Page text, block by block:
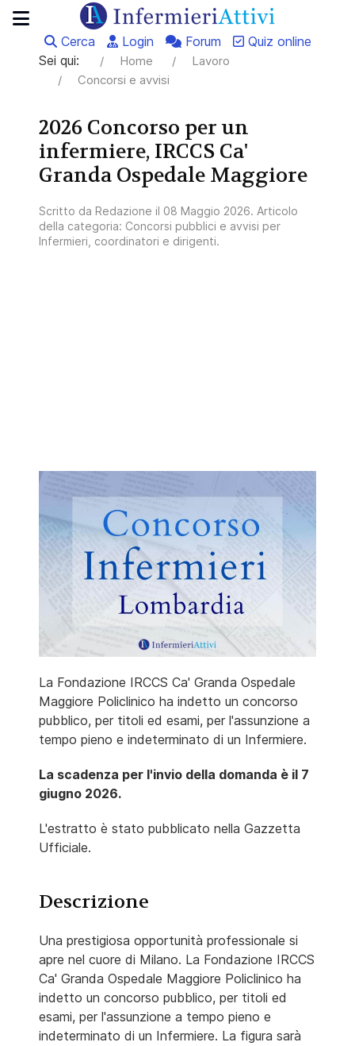
Cerca Login Forum
Quiz online
Sei qui:
Home
Lavoro
Concorsi e avvisi
2026 Concorso per un
infermiere, IRCCS Ca'
Granda Ospedale Maggiore
Scritto da Redazione il 08 Maggio 2026. Articolo
della categoria: Concorsi pubblici e avvisi per
Infermieri, coordinatori e dirigenti.
La Fondazione IRCCS Ca' Granda Ospedale
Maggiore Policlinico ha indetto un concorso
pubblico, per titoli ed esami, per l'assunzione a
tempo pieno e indeterminato di un Infermiere.
La scadenza per l'invio della domanda è il 7
giugno 2026.
L'estratto è stato pubblicato nella Gazzetta
Ufficiale.
Descrizione
Una prestigiosa opportunità professionale si
apre nel cuore di Milano. La Fondazione IRCCS
Ca' Granda Ospedale Maggiore Policlinico ha
indetto un concorso pubblico, per titoli ed
esami, per l'assunzione a tempo pieno e
indeterminato di un Infermiere. La figura sarà